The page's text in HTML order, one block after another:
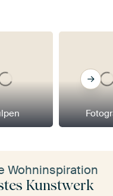
Wohninspiration
Kunstwerk